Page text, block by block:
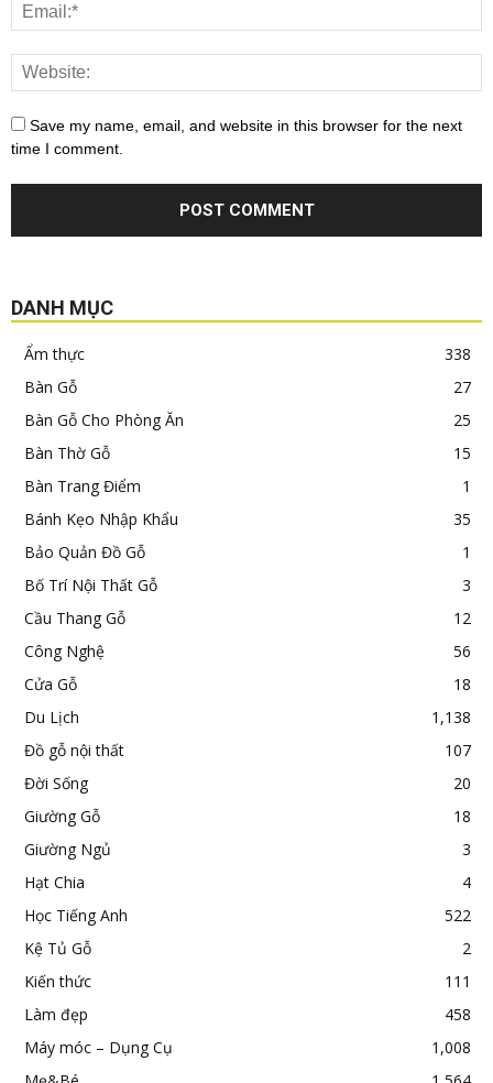
Save my name, email, and website in this browser for the next
time I comment.
DANH MỤC
Ẩm thực
338
Bàn Gỗ
27
Bàn Gỗ Cho Phòng Ăn
25
Bàn Thờ Gỗ
15
Bàn Trang Điểm
1
Bánh Kẹo Nhập Khẩu
35
Bảo Quản Đồ Gỗ
1
Bố Trí Nội Thất Gỗ
3
Cầu Thang Gỗ
12
Công Nghệ
56
Cửa Gỗ
18
Du Lịch
1,138
Đồ gỗ nội thất
107
Đời Sống
20
Giường Gỗ
18
Giường Ngủ
3
Hạt Chia
4
Học Tiếng Anh
522
Kệ Tủ Gỗ
2
Kiến thức
111
Làm đẹp
458
Máy móc – Dụng Cụ
1,008